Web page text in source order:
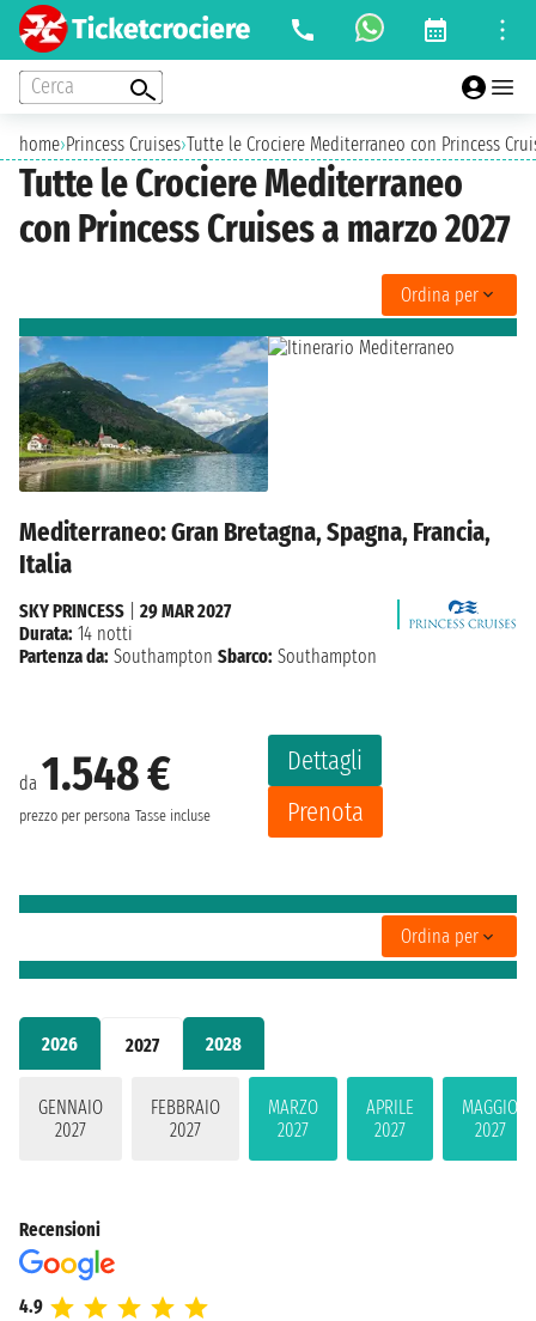
Cerca
home›Princess Cruises›Tutte le Crociere Mediterraneo con Princess
Tutte le Crociere Mediterraneo
con Princess Cruises a marzo 2027
2026 2027 2028
GENNAIO
2027
FEBBRAIO
2027
MARZO
2027
APRILE
2027
MAGGIO
2027
Ordina per
Mediterraneo: Gran Bretagna, Spagna, Francia,
Italia
da 1.548 €
prezzo per persona Tasse incluse
Dettagli
Prenota
SKY PRINCESS
29 MAR 2027
Durata: 14 notti
Partenza da: Southampton Sbarco: Southampton
Ordina per
Recensioni
4.9